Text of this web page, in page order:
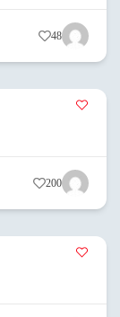
48
200